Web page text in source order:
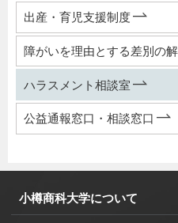
出産・育児支援制度
障がいを理由とする差別の
ハラスメント相談室
公益通報窓口・相談窓口
小樽商科大学について